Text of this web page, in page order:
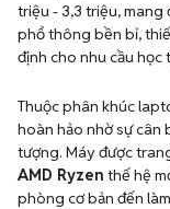
triệu - 3,3 triệu, mang
phổ thông bền bỉ,
định cho nhu cầu học
Thuộc phân khúc
hoàn hảo nhờ sự cân
tượng. Máy được
AMD Ryzen thế hệ
phòng cơ bản đến